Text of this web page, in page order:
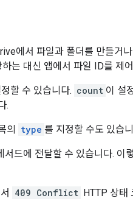
에서 파일과 폴더를 만들거
는 대신 앱에서 파일 ID를 제
할 수 있습니다. count 이 설
.
의 type 를 지정할 수도 있습
서드에 전달할 수 있습니다. 이
409 Conflict HTTP 상태